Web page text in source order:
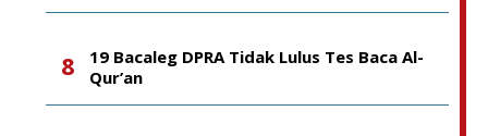
19 Bacaleg DPRA Tidak Lulus Tes Baca Al-
Qur’an